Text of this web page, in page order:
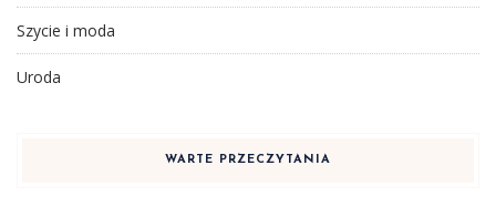
Szycie i moda
Uroda
WARTE PRZECZYTANIA